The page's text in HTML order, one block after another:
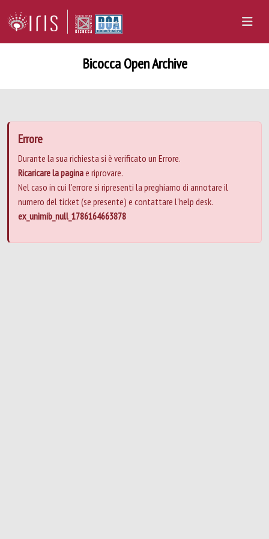
Bicocca Open Archive
Errore
Durante la sua richiesta si è verificato un Errore.
Ricaricare la paginae riprovare.
Nel caso in cui l'errore si ripresenti la preghiamo di annotare il
numero del ticket (se presente) e contattare l'help desk.
ex_unimib_null_1786164663878